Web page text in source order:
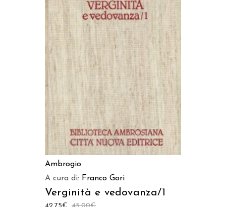
AGGIUNGI AL CARRELLO
Ambrogio
A cura di: Franco Gori
Verginità e vedovanza/1